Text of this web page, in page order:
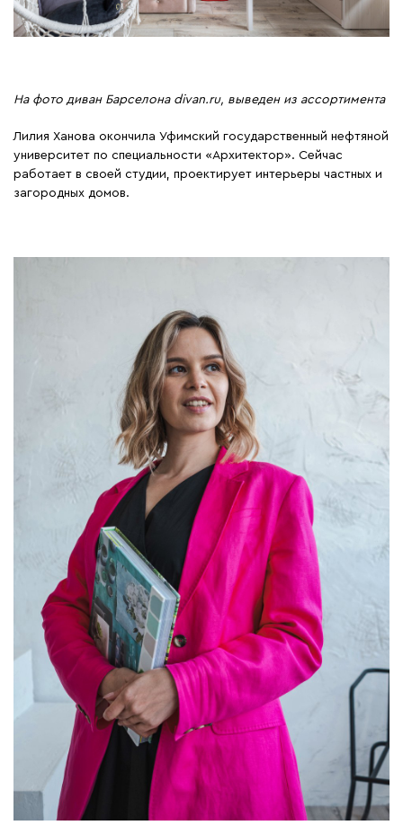
На фото диван Барселона divan.ru, выведен из ассортимента
Лилия Ханова окончила Уфимский государственный нефтяной
университет по специальности «Архитектор». Сейчас
работает в своей студии, проектирует интерьеры частных и
загородных домов.